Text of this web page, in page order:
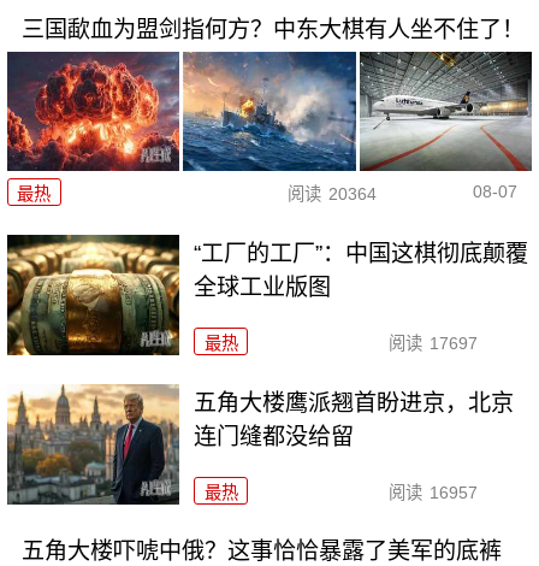
三国歃血为盟剑指何方？中东大棋有人坐不住了！
最热 阅读 20364 08-07
“工厂的工厂”：中国这棋彻底颠覆
全球工业版图
最热 阅读 17697
五角大楼鹰派翘首盼进京，北京
连门缝都没给留
最热 阅读 16957
五角大楼吓唬中俄？这事恰恰暴露了美军的底裤